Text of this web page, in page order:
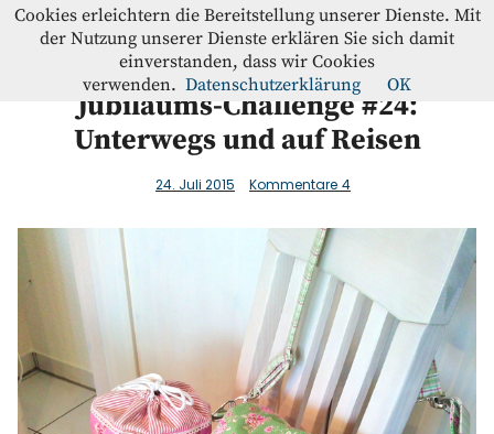
Westfalenstoffe-Blog
Home
Instagram
Facebook
Jubiläums-Challenge #24:
Unterwegs und auf Reisen
24. Juli 2015 Kommentare 4
Cookies erleichtern die Bereitstellung unserer Dienste. Mit
der Nutzung unserer Dienste erklären Sie sich damit
einverstanden, dass wir Cookies
verwenden. Datenschutzerklärung OK